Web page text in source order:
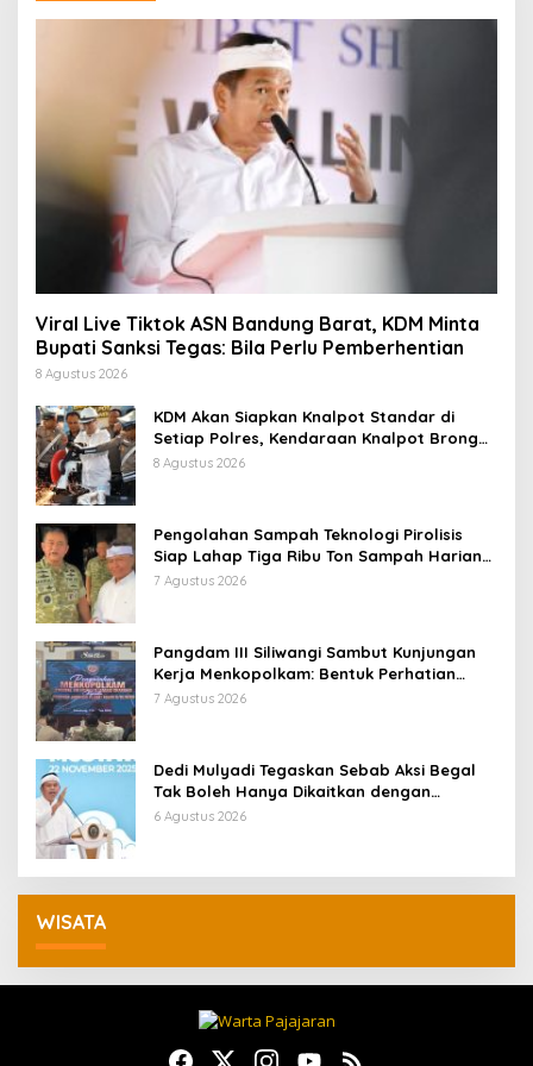
Viral Live Tiktok ASN Bandung Barat, KDM Minta
Bupati Sanksi Tegas: Bila Perlu Pemberhentian
8 Agustus 2026
KDM Akan Siapkan Knalpot Standar di
Setiap Polres, Kendaraan Knalpot Brong
Tertangkap Langsung Ganti
8 Agustus 2026
Pengolahan Sampah Teknologi Pirolisis
Siap Lahap Tiga Ribu Ton Sampah Harian
Jawa Barat
7 Agustus 2026
Pangdam III Siliwangi Sambut Kunjungan
Kerja Menkopolkam: Bentuk Perhatian
Pemerintah
7 Agustus 2026
Dedi Mulyadi Tegaskan Sebab Aksi Begal
Tak Boleh Hanya Dikaitkan dengan
Ekonomi
6 Agustus 2026
WISATA